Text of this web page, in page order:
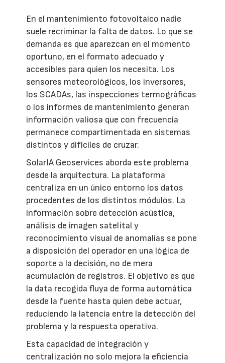
En el mantenimiento fotovoltaico nadie
suele recriminar la falta de datos. Lo que se
demanda es que aparezcan en el momento
oportuno, en el formato adecuado y
accesibles para quien los necesita. Los
sensores meteorológicos, los inversores,
los SCADAs, las inspecciones termográficas
o los informes de mantenimiento generan
información valiosa que con frecuencia
permanece compartimentada en sistemas
distintos y difíciles de cruzar.
SolarIA Geoservices aborda este problema
desde la arquitectura. La plataforma
centraliza en un único entorno los datos
procedentes de los distintos módulos. La
información sobre detección acústica,
análisis de imagen satelital y
reconocimiento visual de anomalías se pone
a disposición del operador en una lógica de
soporte a la decisión, no de mera
acumulación de registros. El objetivo es que
la data recogida fluya de forma automática
desde la fuente hasta quien debe actuar,
reduciendo la latencia entre la detección del
problema y la respuesta operativa.
Esta capacidad de integración y
centralización no solo mejora la eficiencia